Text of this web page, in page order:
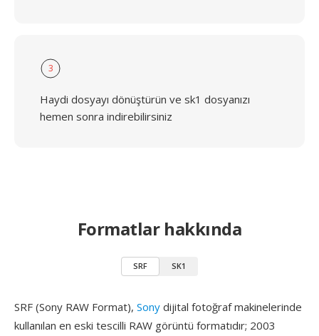
3
Haydi dosyayı dönüştürün ve sk1 dosyanızı
hemen sonra indirebilirsiniz
Formatlar hakkında
SRF SK1
SRF (Sony RAW Format), Sony dijital fotoğraf makinelerinde
kullanılan en eski tescilli RAW görüntü formatıdır; 2003